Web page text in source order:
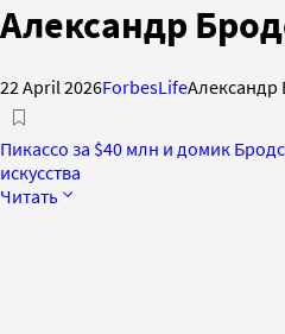
Александр
22 April 2026ForbesLifeАлександр
Пикассо за $40 млн и домик
искусства
Читать